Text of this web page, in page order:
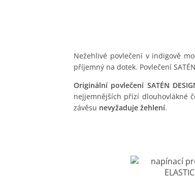
Nežehlivé povlečení v indigově
příjemný na dotek. Povlečení
Originální povlečení SATÉN
nejjemnějších přízí dlouhovlákné
závěsu nevyžaduje žehlení.